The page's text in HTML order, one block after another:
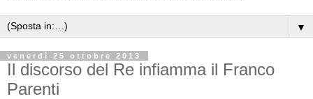
▼
venerdì 25 ottobre 2013
Il discorso del Re infiamma il Franco
Parenti